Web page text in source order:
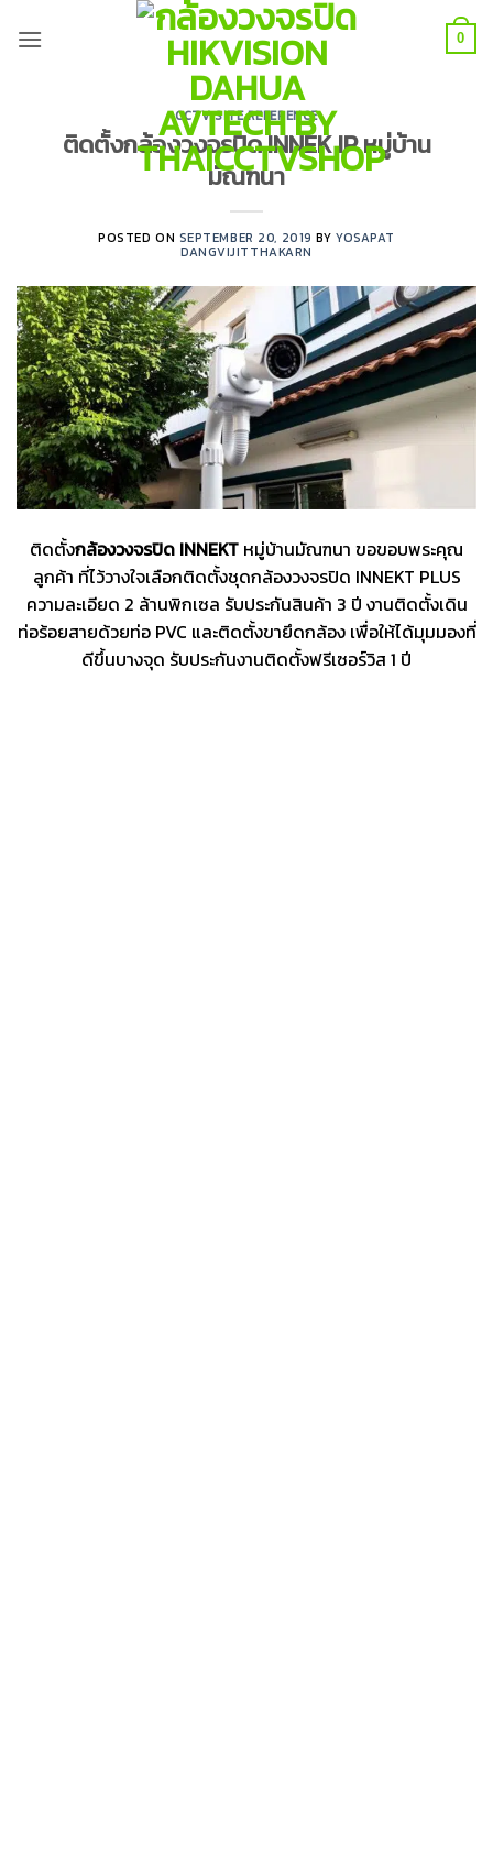
0
CCTV SITE REFERENCE
ติดตั้งกล้องวงจรปิด INNEK IP หมู่บ้าน
มัณฑนา
POSTED ON SEPTEMBER 20, 2019 BYYOSAPAT
DANGVIJITTHAKARN
ติดตั้งกล้องวงจรปิด INNEKT หมู่บ้านมัณฑนา ขอขอบพระคุณ
ลูกค้า ที่ไว้วางใจเลือกติดตั้งชุดกล้องวงจรปิด INNEKT PLUS
ความละเอียด 2 ล้านพิกเซล รับประกันสินค้า 3 ปี งานติดตั้งเดิน
ท่อร้อยสายด้วยท่อ PVC และติดตั้งขายึดกล้อง เพื่อให้ได้มุมมองที่
ดีขึ้นบางจุด รับประกันงานติดตั้งฟรีเซอร์วิส 1 ปี